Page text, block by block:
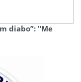
diabo”: "Me